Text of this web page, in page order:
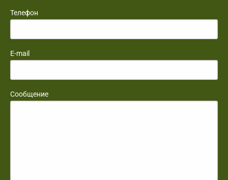
Телефон
E-mail
Сообщение